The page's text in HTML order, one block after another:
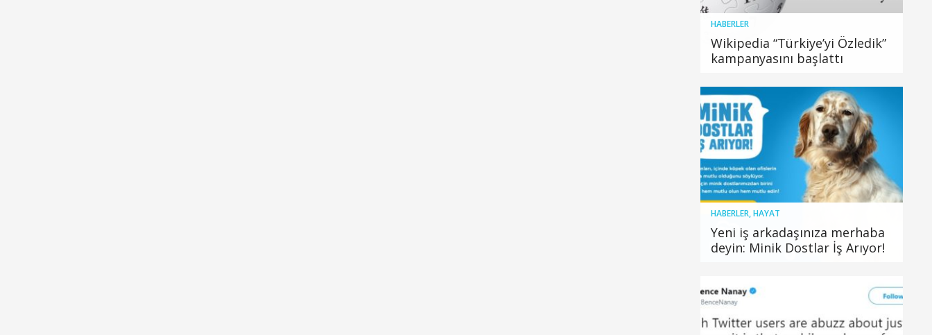
HABERLER
Wikipedia “Türkiye’yi Özledik”
kampanyasını başlattı
HABERLER,HAYAT
Yeni iş arkadaşınıza merhaba
deyin: Minik Dostlar İş Arıyor!